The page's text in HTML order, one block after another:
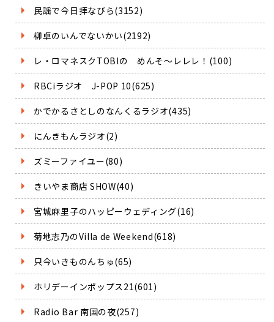
民謡で今日拝なびら(3152)
柳卓のいんでないかい(2192)
レ・ロマネスクTOBIの めんそ～レレレ！(100)
RBCiラジオ J-POP 10(625)
かでかるさとしのなんくるラジオ(435)
にんきもんラジオ(2)
ズミーファイユー(80)
きいやま商店 SHOW(40)
宮城麻里子のハッピーウェディング(16)
菊地志乃のVilla de Weekend(618)
只今いきものんちゅ(65)
ホリデーインポップス21(601)
Radio Bar 南国の夜(257)